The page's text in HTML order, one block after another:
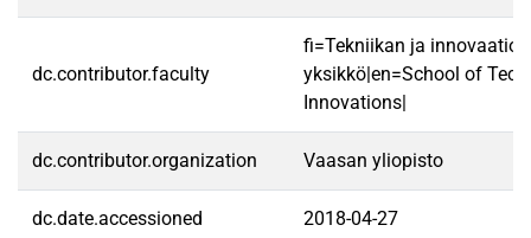
dc.contributor.faculty
fi=Tekniikan ja
yksikkö|en=School of
Innovations|
dc.contributor.organization Vaasan yliopisto
dc.date.accessioned 2018-04-27